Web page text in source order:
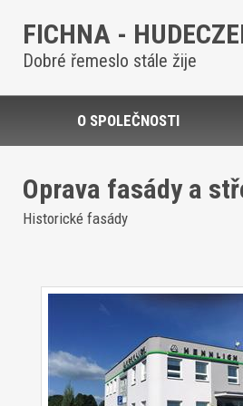
FICHNA -
Dobré řemeslo stále žije
O SPOLEČNOSTI
Oprava fasády a
Historické fasády